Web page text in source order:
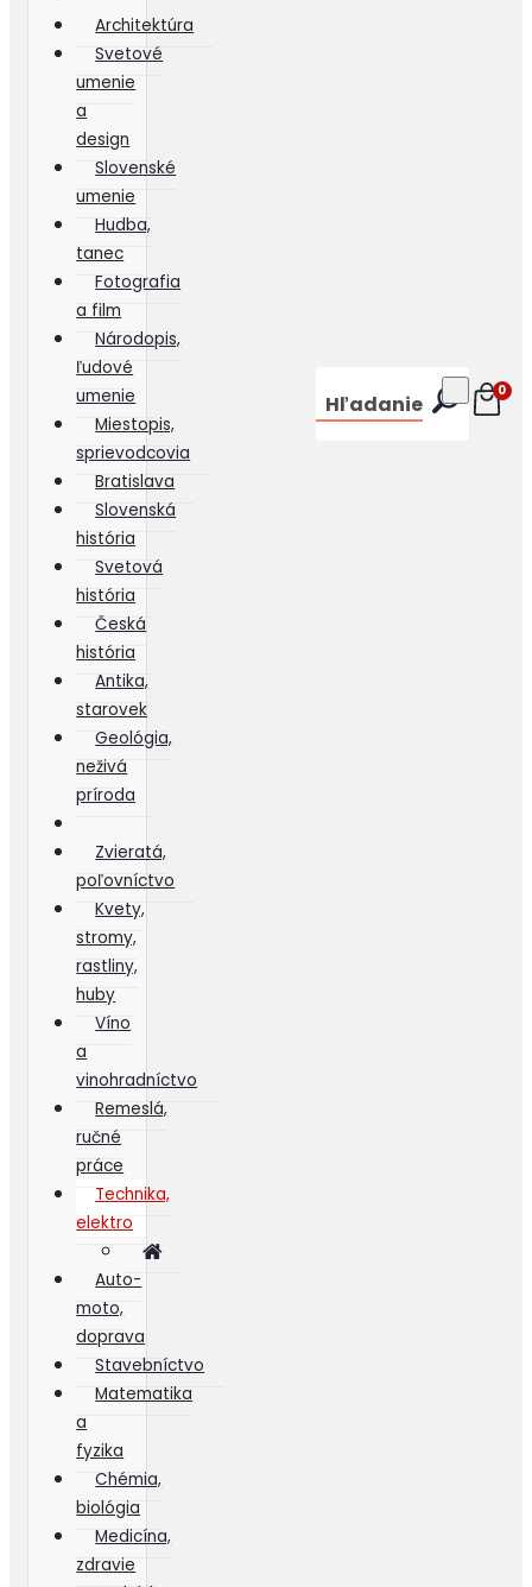
Architektúra
Svetové
umenie
a
design
Slovenské
umenie
Hudba,
tanec
Fotografia
a film
Národopis,
ľudové
umenie
Miestopis,
sprievodcovia
Bratislava
Slovenská
história
Svetová
história
Česká
história
Antika,
starovek
Geológia,
neživá
príroda
Zvieratá,
poľovníctvo
Kvety,
stromy,
rastliny,
huby
Víno
a
vinohradníctvo
Remeslá,
ručné
práce
Technika,
elektro
Auto-
moto,
doprava
Stavebníctvo
Matematika
a
fyzika
Chémia,
biológia
Medicína,
zdravie
Hľadanie 0